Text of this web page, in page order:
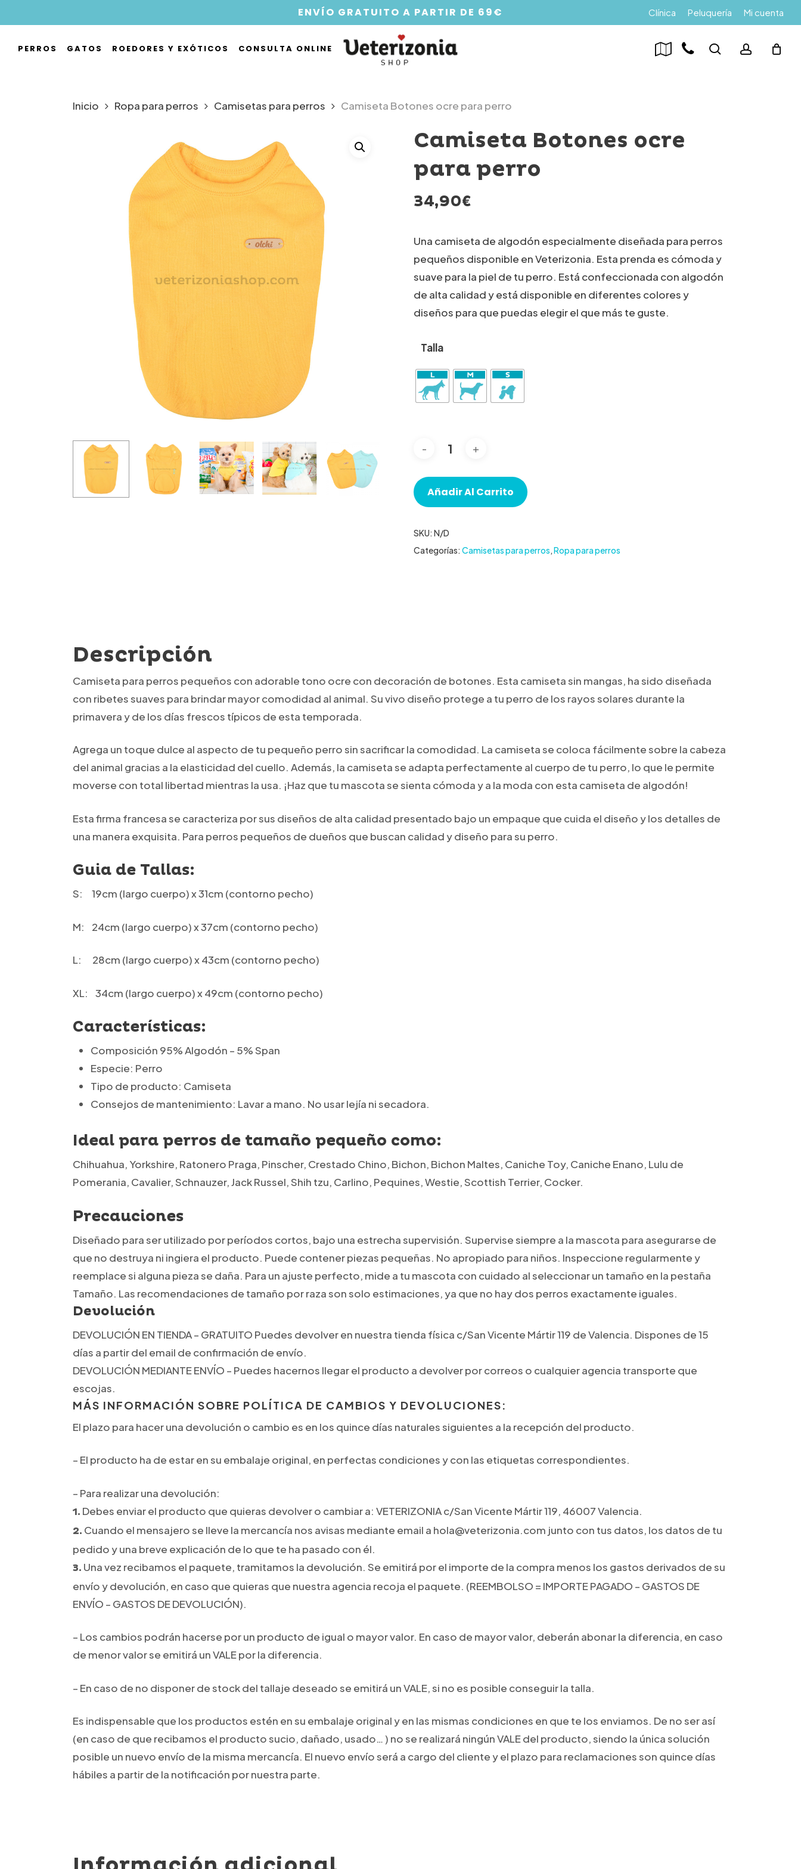
to
main
ENVÍO GRATUITO A PARTIR DE 69€ Clínica Peluquería Mi cuenta
PERROS GATOS ROEDORES Y EXÓTICOS CONSULTA ONLINE search account
Inicio Ropa para perros Camisetas para perros Camiseta Botones ocre para perro
Camiseta Botones ocre
para perro
34,90€
Una camiseta de algodón especialmente diseñada para perros
pequeños disponible en Veterizonia. Esta prenda es cómoda y
suave para la piel de tu perro. Está confeccionada con algodón
de alta calidad y está disponible en diferentes colores y
diseños para que puedas elegir el que más te guste.
Talla
Añadir Al Carrito
SKU: N/D
Categorías: Camisetas para perros,Ropa para perros
Descripción
Camiseta para perros pequeños con adorable tono ocre con decoración de botones. Esta camiseta sin mangas, ha sido diseñada
con ribetes suaves para brindar mayor comodidad al animal. Su vivo diseño protege a tu perro de los rayos solares durante la
primavera y de los días frescos típicos de esta temporada.
Agrega un toque dulce al aspecto de tu pequeño perro sin sacrificar la comodidad. La camiseta se coloca fácilmente sobre la cabeza
del animal gracias a la elasticidad del cuello. Además, la camiseta se adapta perfectamente al cuerpo de tu perro, lo que le permite
moverse con total libertad mientras la usa. ¡Haz que tu mascota se sienta cómoda y a la moda con esta camiseta de algodón!
Esta firma francesa se caracteriza por sus diseños de alta calidad presentado bajo un empaque que cuida el diseño y los detalles de
una manera exquisita. Para perros pequeños de dueños que buscan calidad y diseño para su perro.
Guia de Tallas:
S: 19cm (largo cuerpo) x 31cm (contorno pecho)
M: 24cm (largo cuerpo) x 37cm (contorno pecho)
L: 28cm (largo cuerpo) x 43cm (contorno pecho)
XL: 34cm (largo cuerpo) x 49cm (contorno pecho)
Características:
Composición 95% Algodón – 5% Span
Especie: Perro
Tipo de producto: Camiseta
Consejos de mantenimiento: Lavar a mano. No usar lejía ni secadora.
Ideal para perros de tamaño pequeño como:
Chihuahua, Yorkshire, Ratonero Praga, Pinscher, Crestado Chino, Bichon, Bichon Maltes, Caniche Toy, Caniche Enano, Lulu de
Pomerania, Cavalier, Schnauzer, Jack Russel, Shih tzu, Carlino, Pequines, Westie, Scottish Terrier, Cocker.
Precauciones
Diseñado para ser utilizado por períodos cortos, bajo una estrecha supervisión. Supervise siempre a la mascota para asegurarse de
que no destruya ni ingiera el producto. Puede contener piezas pequeñas. No apropiado para niños. Inspeccione regularmente y
reemplace si alguna pieza se daña. Para un ajuste perfecto, mide a tu mascota con cuidado al seleccionar un tamaño en la pestaña
Tamaño. Las recomendaciones de tamaño por raza son solo estimaciones, ya que no hay dos perros exactamente iguales.
Devolución
DEVOLUCIÓN EN TIENDA – GRATUITO Puedes devolver en nuestra tienda física c/San Vicente Mártir 119 de Valencia. Dispones de 15
días a partir del email de confirmación de envío.
DEVOLUCIÓN MEDIANTE ENVÍO – Puedes hacernos llegar el producto a devolver por correos o cualquier agencia transporte que
escojas.
MÁS INFORMACIÓN SOBRE POLÍTICA DE CAMBIOS Y DEVOLUCIONES:
El plazo para hacer una devolución o cambio es en los quince días naturales siguientes a la recepción del producto.
– El producto ha de estar en su embalaje original, en perfectas condiciones y con las etiquetas correspondientes.
– Para realizar una devolución:
1. Debes enviar el producto que quieras devolver o cambiar a: VETERIZONIA c/San Vicente Mártir 119, 46007 Valencia.
2. Cuando el mensajero se lleve la mercancía nos avisas mediante email a hola@veterizonia.com junto con tus datos, los datos de tu
pedido y una breve explicación de lo que te ha pasado con él.
3. Una vez recibamos el paquete, tramitamos la devolución. Se emitirá por el importe de la compra menos los gastos derivados de su
envío y devolución, en caso que quieras que nuestra agencia recoja el paquete. (REEMBOLSO = IMPORTE PAGADO – GASTOS DE
ENVÍO – GASTOS DE DEVOLUCIÓN).
– Los cambios podrán hacerse por un producto de igual o mayor valor. En caso de mayor valor, deberán abonar la diferencia, en caso
de menor valor se emitirá un VALE por la diferencia.
– En caso de no disponer de stock del tallaje deseado se emitirá un VALE, si no es posible conseguir la talla.
Es indispensable que los productos estén en su embalaje original y en las mismas condiciones en que te los enviamos. De no ser así
(en caso de que recibamos el producto sucio, dañado, usado… ) no se realizará ningún VALE del producto, siendo la única solución
posible un nuevo envío de la misma mercancía. El nuevo envío será a cargo del cliente y el plazo para reclamaciones son quince días
hábiles a partir de la notificación por nuestra parte.
Menu